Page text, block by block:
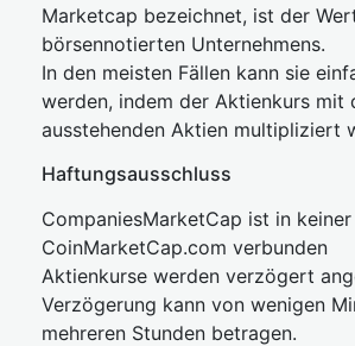
Marketcap bezeichnet, ist der
börsennotierten Unternehmens.
In den meisten Fällen kann sie
werden, indem der Aktienkurs mit
ausstehenden Aktien multipliziert
Haftungsausschluss
CompaniesMarketCap ist in
CoinMarketCap.com verbunden
Aktienkurse werden verzögert
Verzögerung kann von wenigen
mehreren Stunden betragen.